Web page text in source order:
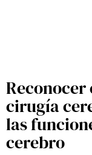
cirugía
las
cerebro